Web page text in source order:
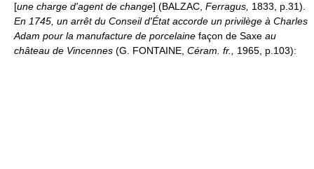
[une charge d'agent de change] (BALZAC, Ferragus, 1833, p.31).
En 1745, un arrêt du Conseil d'État accorde un privilège à Charles
Adam pour la manufacture de porcelaine façon de Saxe au
château de Vincennes (G. FONTAINE, Céram. fr., 1965, p.103):